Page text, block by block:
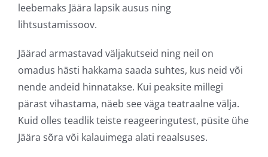
leebemaks Jäära lapsik ausus ning
lihtsustamissoov.
Jäärad armastavad väljakutseid ning neil on
omadus hästi hakkama saada suhtes, kus neid või
nende andeid hinnatakse. Kui peaksite millegi
pärast vihastama, näeb see väga teatraalne välja.
Kuid olles teadlik teiste reageeringutest, püsite ühe
Jäära sõra või kalauimega alati reaalsuses.